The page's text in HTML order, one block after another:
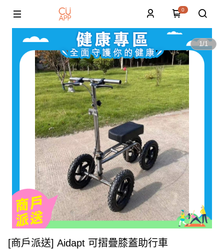
0
1/1
[商戶派送] Aidapt 可摺疊膝蓋助行車